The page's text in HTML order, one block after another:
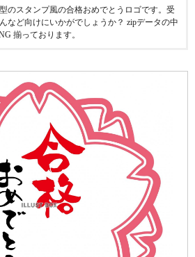
のスタンプ風の合格おめでとうロゴです。受
など向けにいかがでしょうか？ zipデータの中
揃っております。